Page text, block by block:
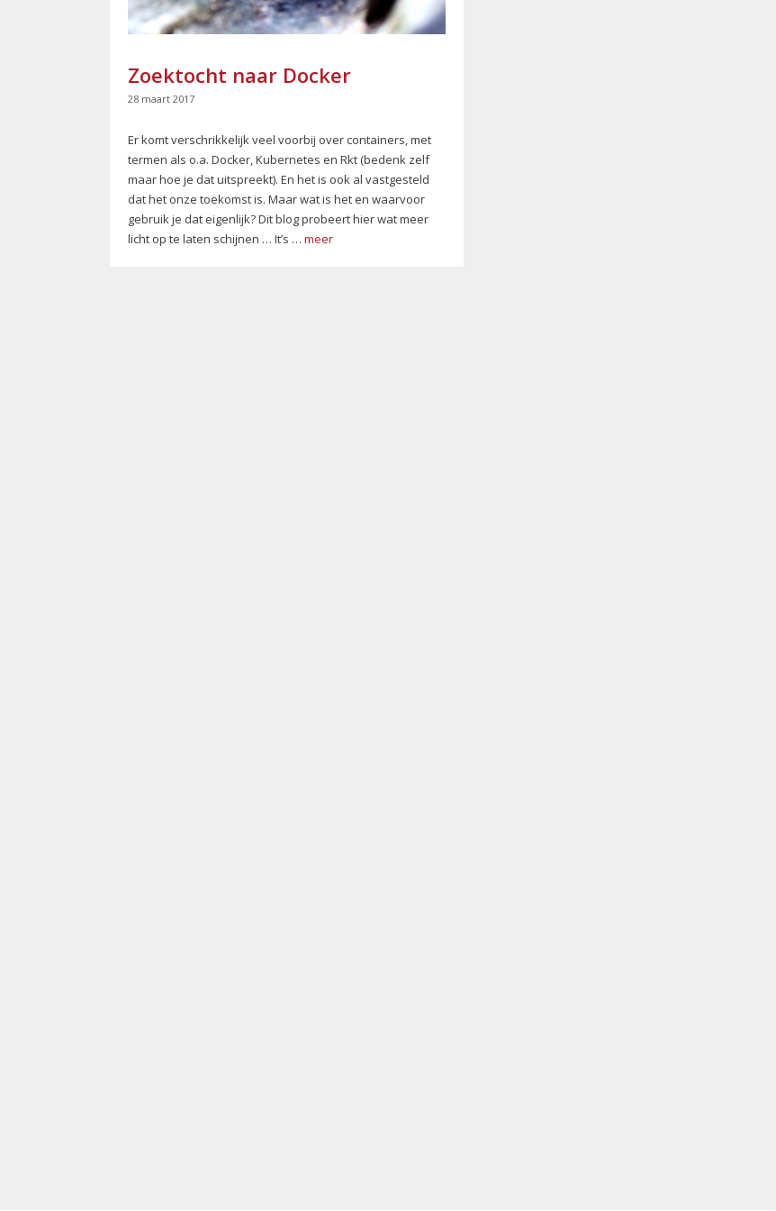
Zoektocht naar Docker
28 maart 2017
Er komt verschrikkelijk veel voorbij over containers, met
termen als o.a. Docker, Kubernetes en Rkt (bedenk zelf
maar hoe je dat uitspreekt). En het is ook al vastgesteld
dat het onze toekomst is. Maar wat is het en waarvoor
gebruik je dat eigenlijk? Dit blog probeert hier wat meer
licht op te laten schijnen … It’s … meer